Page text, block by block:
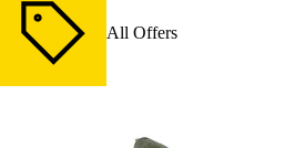
All Offers